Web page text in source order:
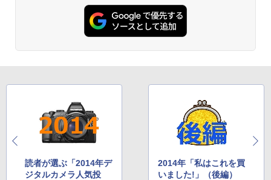
読者が選ぶ「2014年デ
ジタルカメラ人気投
2014年「私はこれを買
いました!」（後編）